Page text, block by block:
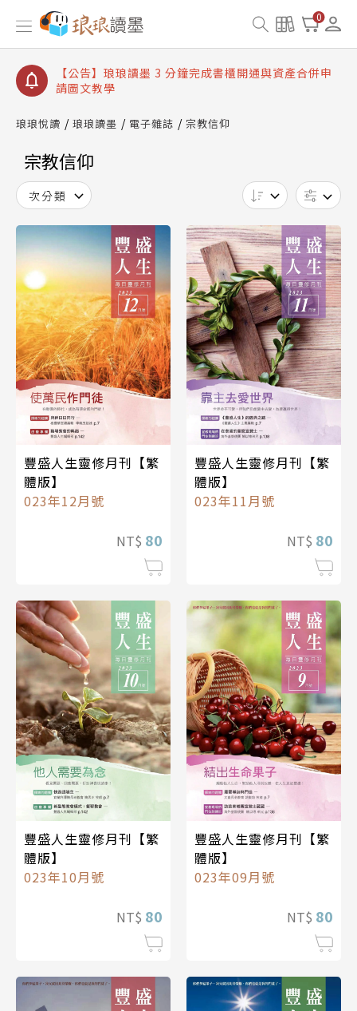
0
【公告】琅琅讀墨數位閱讀資產合併與書櫃開通申請
【公告】琅琅讀墨書櫃開通常見問題
【公告】琅琅讀墨 3 分鐘完成書櫃開通與資產合併申
請圖文教學
查詢
琅琅悅讀 琅琅讀墨 電子雜誌 宗教信仰
宗教信仰
次分類
豐盛人生靈修月刊【繁
體版】
023年12月號
NT$ 80
豐盛人生靈修月刊【繁
體版】
023年11月號
NT$ 80
豐盛人生靈修月刊【繁
體版】
023年10月號
NT$ 80
豐盛人生靈修月刊【繁
體版】
023年09月號
NT$ 80